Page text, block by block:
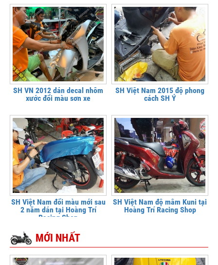
SH VN 2012 dán decal nhôm
xước đổi màu sơn xe
SH Việt Nam 2015 độ phong
cách SH Ý
SH Việt Nam đổi màu mới sau
2 năm dán tại Hoàng Trí
Racing Shop
SH Việt Nam độ mâm Kuni tại
Hoàng Trí Racing Shop
MỚI NHẤT